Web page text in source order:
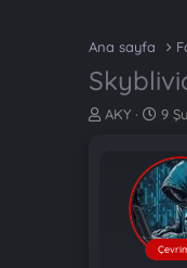
Ana sayfa
K
AKY
B
l
a
n
g
ı
9